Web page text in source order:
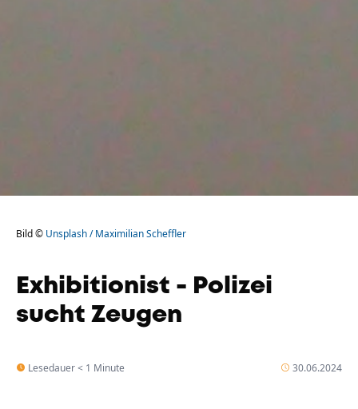
Bild © Unsplash / Maximilian Scheffler
Exhibitionist - Polizei
sucht Zeugen
Lesedauer < 1 Minute 30.06.2024